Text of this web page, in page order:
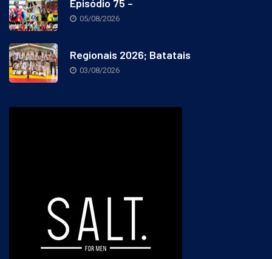
Episódio 75 –
05/08/2026
Regionais 2026; Batatais
03/08/2026